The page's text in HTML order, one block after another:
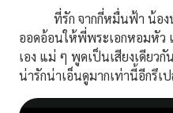
ที่รัก จากกี่หมื่นฟ้า น้องน
ออดอ้อนให้พี่พระเอกหอมหัว
เอง แม่ ๆ พูดเป็นเสียงเดียว
น่ารักน่าเอ็นดูมากเท่านี้อีกรึเ